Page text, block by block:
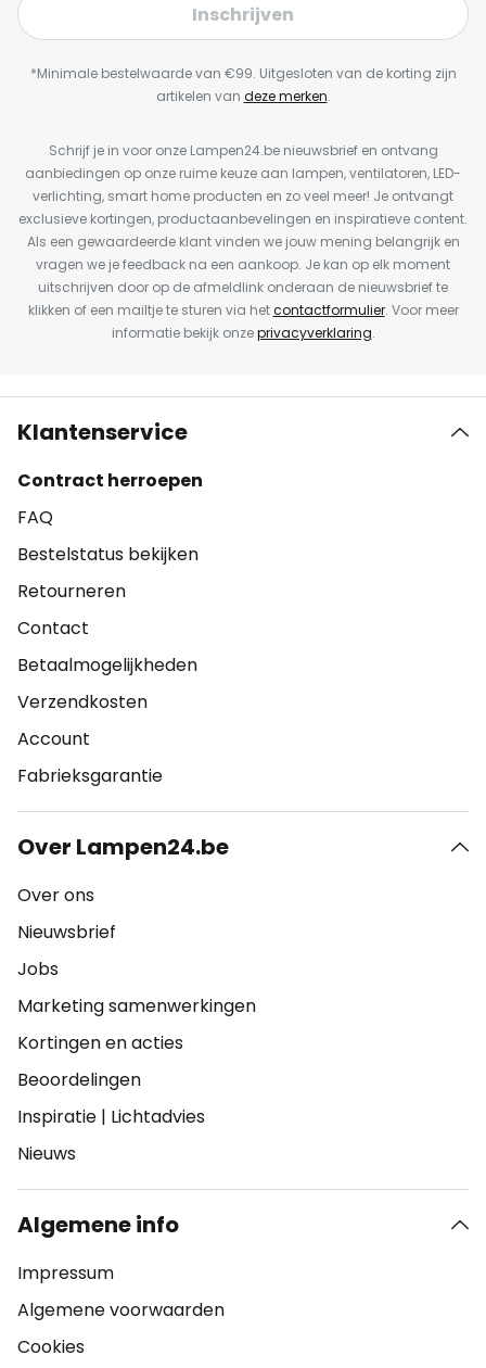
Inschrijven
*Minimale bestelwaarde van €99. Uitgesloten van de korting zijn
artikelen van deze merken.
Schrijf je in voor onze Lampen24.be nieuwsbrief en ontvang
aanbiedingen op onze ruime keuze aan lampen, ventilatoren, LED-
verlichting, smart home producten en zo veel meer! Je ontvangt
exclusieve kortingen, productaanbevelingen en inspiratieve content.
Als een gewaardeerde klant vinden we jouw mening belangrijk en
vragen we je feedback na een aankoop. Je kan op elk moment
uitschrijven door op de afmeldlink onderaan de nieuwsbrief te
klikken of een mailtje te sturen via hetcontactformulier. Voor meer
informatie bekijk onzeprivacyverklaring.
Klantenservice
Contract herroepen
FAQ
Bestelstatus bekijken
Retourneren
Contact
Betaalmogelijkheden
Verzendkosten
Account
Fabrieksgarantie
Over Lampen24.be
Over ons
Nieuwsbrief
Jobs
Marketing samenwerkingen
Kortingen en acties
Beoordelingen
Inspiratie | Lichtadvies
Nieuws
Algemene info
Impressum
Algemene voorwaarden
Cookies